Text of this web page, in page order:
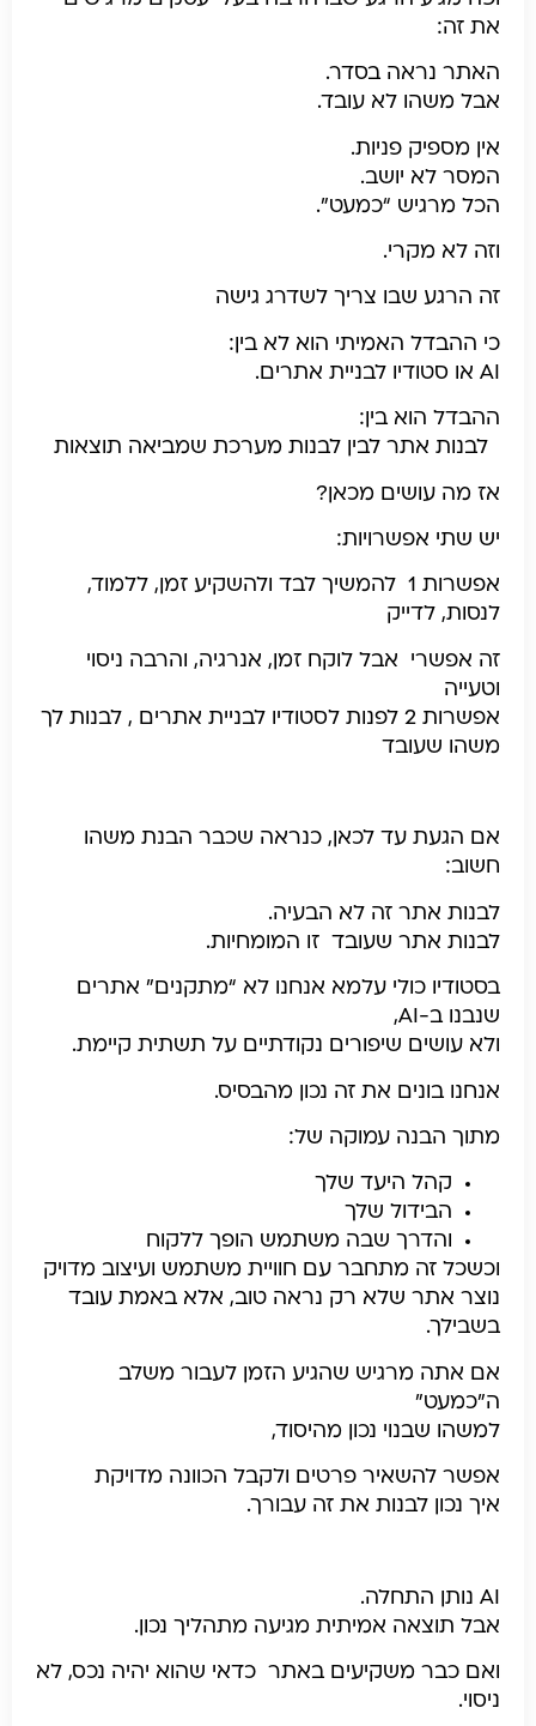
את זה:
האתר נראה בסדר.
אבל משהו לא עובד.
אין מספיק פניות.
המסר לא יושב.
הכל מרגיש “כמעט”.
וזה לא מקרי.
זה הרגע שבו צריך לשדרג גישה
כי ההבדל האמיתי הוא לא בין:
AI או סטודיו לבניית אתרים.
ההבדל הוא בין:
לבנות אתר לבין לבנות מערכת שמביאה תוצאות
אז מה עושים מכאן?
יש שתי אפשרויות:
אפשרות 1 להמשיך לבד ולהשקיע זמן, ללמוד,
לנסות, לדייק
זה אפשרי אבל לוקח זמן, אנרגיה, והרבה ניסוי
וטעייה
אפשרות 2 לפנות לסטודיו לבניית אתרים , לבנות לך
משהו שעובד
אם הגעת עד לכאן, כנראה שכבר הבנת משהו
חשוב:
לבנות אתר זה לא הבעיה.
לבנות אתר שעובד זו המומחיות.
בסטודיו כולי עלמא אנחנו לא “מתקנים” אתרים
שנבנו ב-AI,
ולא עושים שיפורים נקודתיים על תשתית קיימת.
אנחנו בונים את זה נכון מהבסיס.
מתוך הבנה עמוקה של:
קהל היעד שלך
הבידול שלך
והדרך שבה משתמש הופך ללקוח
וכשכל זה מתחבר עם חוויית משתמש ועיצוב מדויק
נוצר אתר שלא רק נראה טוב, אלא באמת עובד
בשבילך.
אם אתה מרגיש שהגיע הזמן לעבור משלב
ה”כמעט”
למשהו שבנוי נכון מהיסוד,
אפשר להשאיר פרטים ולקבל הכוונה מדויקת
איך נכון לבנות את זה עבורך.
AI נותן התחלה.
אבל תוצאה אמיתית מגיעה מתהליך נכון.
ואם כבר משקיעים באתר כדאי שהוא יהיה נכס, לא
ניסוי.